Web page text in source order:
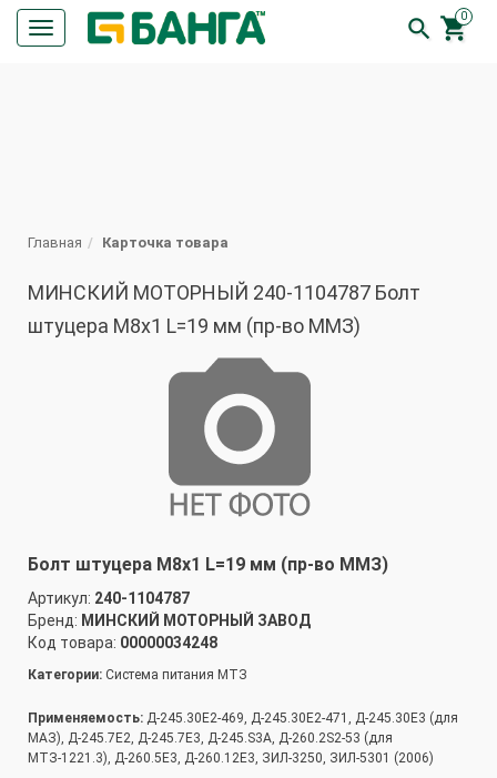
Кнопка
меню
0


Главная Карточка товара
МИНСКИЙ МОТОРНЫЙ 240-1104787 Болт
штуцера М8х1 L=19 мм (пр-во ММЗ)
Болт штуцера М8х1 L=19 мм (пр-во ММЗ)
Артикул: 240-1104787
Бренд: МИНСКИЙ МОТОРНЫЙ ЗАВОД
Код товара: 00000034248
Категории: Система питания МТЗ
Применяемость: Д-245.30Е2-469, Д-245.30Е2-471, Д-245.30Е3 (для
МАЗ), Д-245.7E2, Д-245.7E3, Д-245.S3A, Д-260.2S2-53 (для
МТЗ-1221.3), Д-260.5Е3, Д-260.12Е3, ЗИЛ-3250, ЗИЛ-5301 (2006)